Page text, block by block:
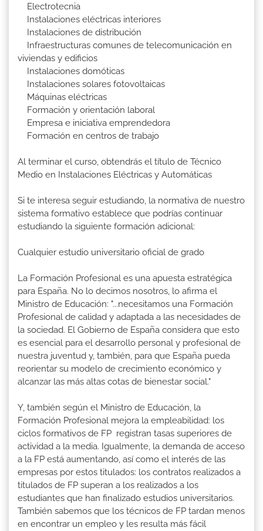
Electrotecnia
Instalaciones eléctricas interiores
Instalaciones de distribución
Infraestructuras comunes de telecomunicación en
viviendas y edificios
Instalaciones domóticas
Instalaciones solares fotovoltaicas
Máquinas eléctricas
Formación y orientación laboral
Empresa e iniciativa emprendedora
Formación en centros de trabajo
Al terminar el curso, obtendrás el título de Técnico
Medio en Instalaciones Eléctricas y Automáticas
Si te interesa seguir estudiando, la normativa de nuestro
sistema formativo establece que podrías continuar
estudiando la siguiente formación adicional:
Cualquier estudio universitario oficial de grado
La Formación Profesional es una apuesta estratégica
para España. No lo decimos nosotros, lo afirma el
Ministro de Educación: "...necesitamos una Formación
Profesional de calidad y adaptada a las necesidades de
la sociedad. El Gobierno de España considera que esto
es esencial para el desarrollo personal y profesional de
nuestra juventud y, también, para que España pueda
reorientar su modelo de crecimiento económico y
alcanzar las más altas cotas de bienestar social."
Y, también según el Ministro de Educación, la
Formación Profesional mejora la empleabilidad: los
ciclos formativos de FP registran tasas superiores de
actividad a la media. Igualmente, la demanda de acceso
a la FP está aumentando, así como el interés de las
empresas por estos titulados: los contratos realizados a
titulados de FP superan a los realizados a los
estudiantes que han finalizado estudios universitarios.
También sabemos que los técnicos de FP tardan menos
en encontrar un empleo y les resulta más fácil